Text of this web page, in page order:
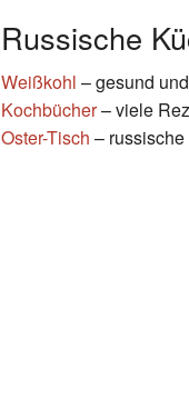
Russische
Weißkohl – gesund
Kochbücher– viele
Oster-Tisch –